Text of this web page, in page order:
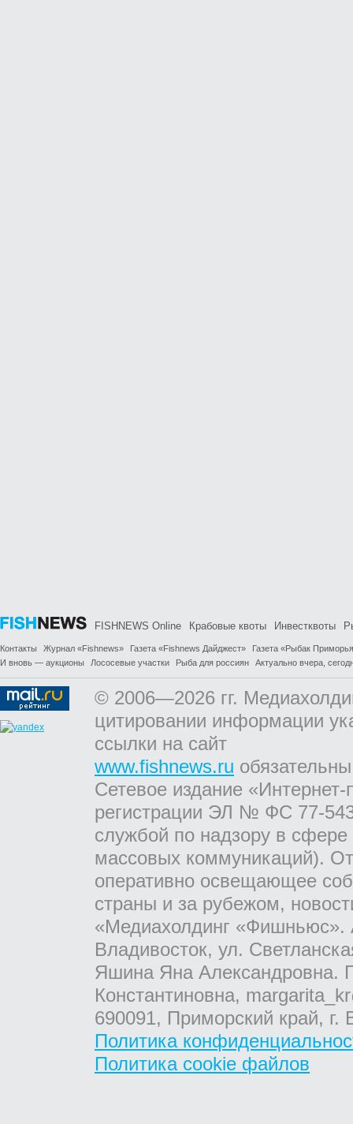
FISHNEWS Online Крабовые квоты Инвестквоты
Контакты Журнал «Fishnews» Газета «Fishnews Дайджест»
Газета «Рыбак
И вновь — аукционы
Лососевые участки Рыба для россиян Актуально вчера,
© 2006—2026 гг.
цитировании информации
ссылки на сайт
www.fishnews.ru
Сетевое издание
регистрации ЭЛ № ФС 77-
службой по надзору в
массовых коммуникаций).
оперативно освещающее
страны и за рубежом,
«Медиахолдинг «Фишньюс».
Владивосток, ул.
Яшина Яна Александровна.
Константиновна,
690091, Приморский край,
Политика
Политика cookie файлов